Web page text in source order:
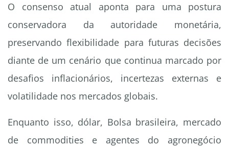
O consenso atual aponta para uma postura
conservadora da autoridade monetária,
preservando flexibilidade para futuras decisões
diante de um cenário que continua marcado por
desafios inflacionários, incertezas externas e
volatilidade nos mercados globais.
Enquanto isso, dólar, Bolsa brasileira, mercado
de commodities e agentes do agronegócio